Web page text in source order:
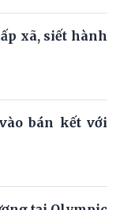
xã, siết hành
bán kết với